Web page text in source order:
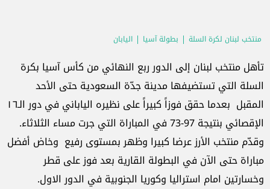
منتخب لبنان لكرة السلة بطولة آسيا اليابان
تأهل منتخب لبنان إلى الدور ربع النهائي من كأس آسيا بكرة
السلة التي تستضيفها مدينة جدّة السعودية حتى الأحد
المقبل بعدما حقق فوزاً كبيراً على نظيره الياباني في دور الـ١٦
الإقصائي بنتيجة 97-73 في المباراة التي جرت مساء الثلاثاء.
وقدّم منتخب الأرز عرضا كبيرا وظهر بمستوى رفيع وخاض أفضل
مباراة حتى الآن في البطولة القارية بعد فوز على قطر
وخسارتين امام استراليا وكوريا الجنوبية في الدور الاول.